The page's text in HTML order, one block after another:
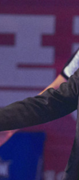
한국
2024. 12. 한국영